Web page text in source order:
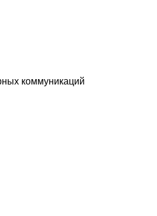
коммуникаций